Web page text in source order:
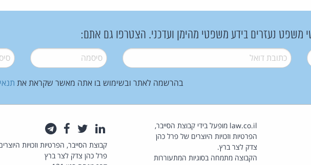
משפט נעזרים בידע משפטי מהימן ועדכני. הצטרפו גם אתם:
דואל* סיסמה*
בהרשמה לאתר ובשימוש בו אתה מאשר שקראת את
law.co.il מופעל בידי קבוצת הסייבר,
הפרטיות וזכויות היוצרים של פרל כהן
צדק לצר ברץ.
הקבוצה מתמחה בסוגיות המתעוררות
לינקדאין
טוויטרפייסבוק
קבוצת הסייבר, הפרטיות וזכויות
פרל כהן צדק לצר ברץ